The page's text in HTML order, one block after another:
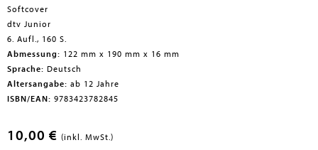
submenu
Softcover
dtv Junior
6. Aufl., 160 S.
Abmessung: 122 mm x 190 mm x 16 mm
Sprache: Deutsch
Altersangabe: ab 12 Jahre
ISBN/EAN: 9783423782845
10,00 € (inkl. MwSt.)